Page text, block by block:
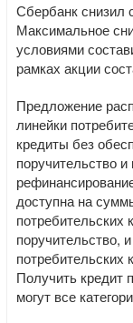
Сбербанк снизил
Максимальное
условиями
рамках акции
Предложение
линейки
кредиты без
поручительство
доступна на
потребительских
поручительство,
потребительских
Получить кредит
могут все